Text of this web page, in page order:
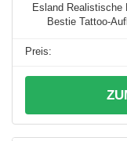
Esland Realistische
Bestie Tattoo-